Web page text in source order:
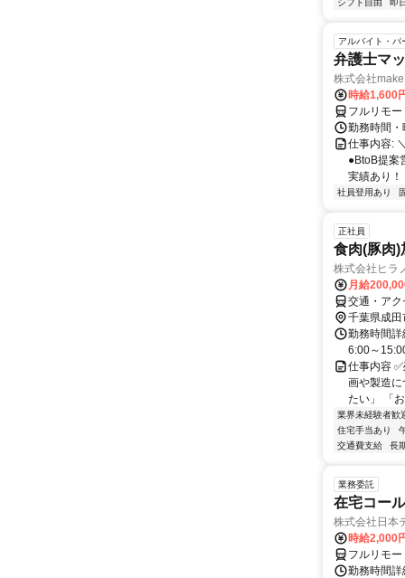
シフト自由 即
アルバイト・パ
弁護士マ
株式会社
時給1,600
フルリモー
勤務時間
仕事内容:
●BtoB提案
実績あり
社員登用あり
正社員
食肉(豚肉)
株式会社ヒラ
月給
交通・ア
千葉県成田
勤務時間
6:00～
仕事内容
画や製造に
たい」 「
業界未経験者歓
住宅手当あり
交通費支給
長
業務委託
在宅コー
株式会社日本
時給2,000
フルリモー
勤務時間